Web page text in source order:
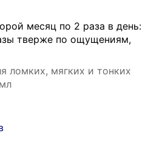
месяц по 2 раза в день:
тверже по ощущениям,
ломких, мягких и тонких